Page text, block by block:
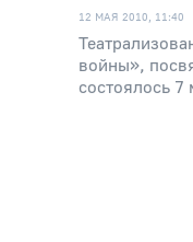
12 МАЯ 2010, 11:40
войны»,
состоялось